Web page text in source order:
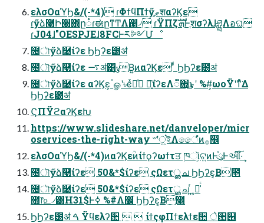
ελσΟαϓϦ&/(-*4) ɾΦϯϥΠϯӳޠֶशαʔϏε
ɾӳձ࿩Ի੠΍ը૾ɾಈըͳͲΛ഑৴ ɾΫΠζܗࣜͰֶशσʔλɺཤྺΛอଘ
ɾJ04ɺ"OESPJEɺ8FCͰར༻Մೳ
೔ৗӳձ࿩ίʔε ϦϦʔε౰ॳ
೔ৗӳձ࿩ίʔε ࠷ॳ͸ݸ͙Β͍ͷαʔϏε ͩͬͨ ϦϦʔε౰ॳ
೔ৗӳձ࿩ίʔε αʔϏε͕ॱௐʹ৳ͼͯདྷͯ ৽͍͠ίʔεΛ૿΍͢͜ͱʹ %#͕ωοΫʹͳͬͯ͘Δ
ϦϦʔε౰ॳ
ϚΠΫϩαʔϏεԽ
https://www.slideshare.net/danveloper/micr
oservices-the-right-way ৺ʹਂ͍ইΛෛͬͨํͷ࡞඼
ελσΟαϓϦ&/(-*4)ͷαʔϏεؒͷίϯϙʔωϯτਤ ཁૉ͕ଟ͍ͷͰུ֓Ͱઆ໌͠·͢
೔ৗӳձ࿩ίʔε 50&*$ίʔε ςΩετൢച ϦϦʔε͔Β೥
೔ৗӳձ࿩ίʔε 50&*$ίʔε ςΩετൢച ͍ͬͺ͍૿͑ͨ
಺෦௨৴͸H31$Ͱߦ͏ %#Λ෼ׂ ϦϦʔε͔Β೥
ϦϦʔε౰ॳ ࠓ Ϋϥελʔ਺   ίϯςφΠϯελϯε਺ े਺୆